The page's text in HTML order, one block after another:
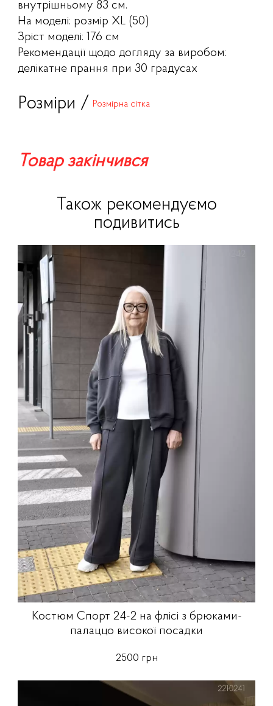
внутрішньому 83 см.
На моделі: розмір XL (50)
Зріст моделі: 176 см
Рекомендації щодо догляду за виробом:
делікатне прання при 30 градусах
Розміри / Розмірна сітка
Товар закінчився
Також рекомендуємо
подивитись
Костюм Спорт 24-2 на флісі з брюками-
палаццо високої посадки
2500 грн